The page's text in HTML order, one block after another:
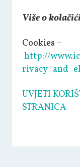
Više o
Cookies –
http://
UVJETI
STRANICA